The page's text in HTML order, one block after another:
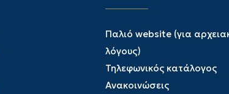
Παλιό website (για
λόγους)
Τηλεφωνικός κατάλογος
Ανακοινώσεις